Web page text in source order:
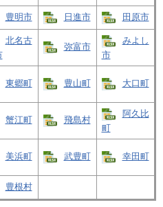
豊明市 日進市 田原市
北名古
弥富市
みよし
市
東郷町 豊山町 大口町
蟹江町 飛島村
阿久比
町
美浜町 武豊町 幸田町
豊根村